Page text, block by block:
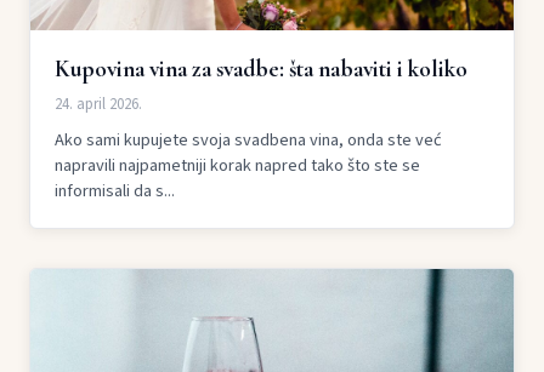
Kupovina vina za svadbe: šta nabaviti i koliko
24. april 2026.
Ako sami kupujete svoja svadbena vina, onda ste već
napravili najpametniji korak napred tako što ste se
informisali da s...